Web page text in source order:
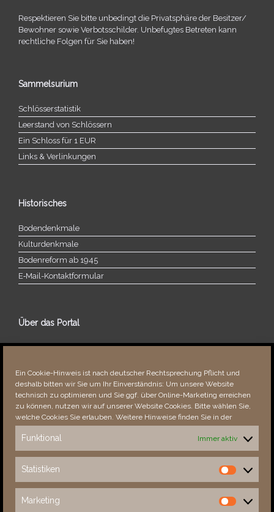
Ein Cookie-Hinweis ist nach deutscher Rechtsprechung Pflicht und
deshalb bitten wir Sie um Ihr Einverständnis: Um unsere Website
technisch zu optimieren und Sie ggf. über Online-Marketing erreichen
zu können, nutzen wir auf unserer Website Cookies. Bitte wählen Sie,
welche Cookies Sie erlauben. Weitere Hinweise finden Sie in der
Funktional Immer aktiv
Statistiken
Statistiken
Marketing
Marketing
Respektieren Sie bitte unbe­dingt die Privatsphäre der Besitzer/​
Bewohner sowie Verbotsschilder. Unbefugtes Betreten kann
recht­li­che Folgen für Sie haben!
Sammelsurium
Schlösserstatistik
Leerstand von Schlössern
Ein Schloss für 1 EUR
Links & Verlinkungen
Historisches
Bodendenkmale
Kulturdenkmale
Bodenreform ab 1945
E‑Mail-​​Kontaktformular
Über das Portal
Über dieses Portal
Fehler bemerkt?
Besucher seit 08/​2021
This Week
32693